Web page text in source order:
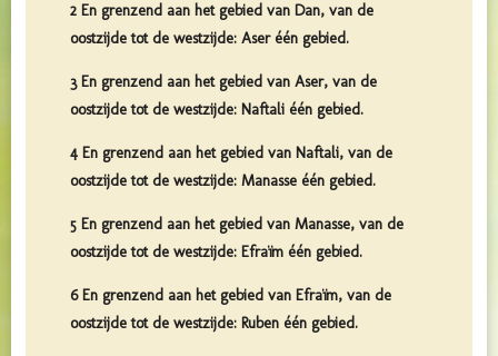
2 En grenzend aan het gebied van Dan, van de
oostzijde tot de westzijde: Aser één gebied.
3 En grenzend aan het gebied van Aser, van de
oostzijde tot de westzijde: Naftali één gebied.
4 En grenzend aan het gebied van Naftali, van de
oostzijde tot de westzijde: Manasse één gebied.
5 En grenzend aan het gebied van Manasse, van de
oostzijde tot de westzijde: Efraïm één gebied.
6 En grenzend aan het gebied van Efraïm, van de
oostzijde tot de westzijde: Ruben één gebied.